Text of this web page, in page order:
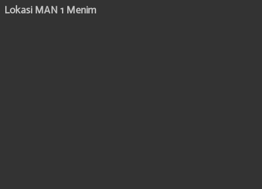
Lokasi MAN 1 Menim